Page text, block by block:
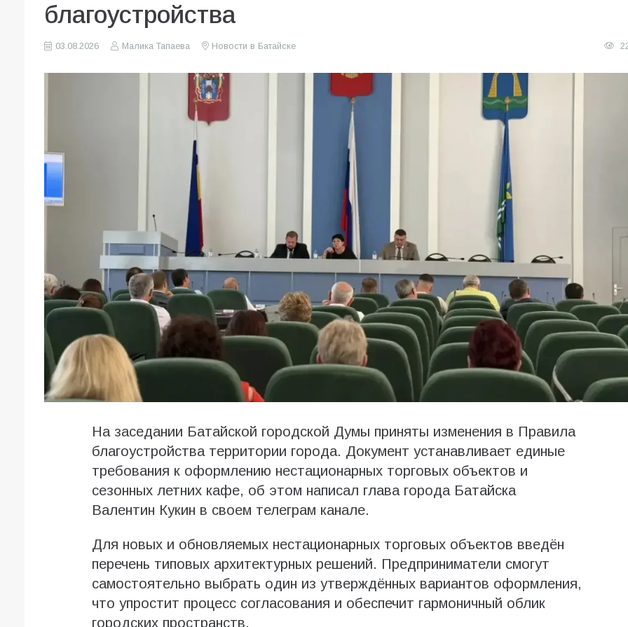
благоустройства
03.08.2026 Малика Тапаева Новости в Батайске
На заседании Батайской городской Думы приняты изменения в Правила
благоустройства территории города. Документ устанавливает единые
требования к оформлению нестационарных торговых объектов и
сезонных летних кафе, об этом написал глава города Батайска
Валентин Кукин в своем телеграм канале.
Для новых и обновляемых нестационарных торговых объектов введён
перечень типовых архитектурных решений. Предприниматели смогут
самостоятельно выбрать один из утверждённых вариантов оформления,
что упростит процесс согласования и обеспечит гармоничный облик
городских пространств.